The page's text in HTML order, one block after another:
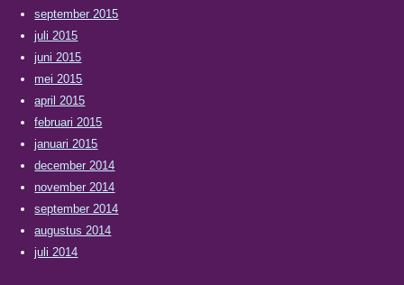
september 2015
juli 2015
juni 2015
mei 2015
april 2015
februari 2015
januari 2015
december 2014
november 2014
september 2014
augustus 2014
juli 2014